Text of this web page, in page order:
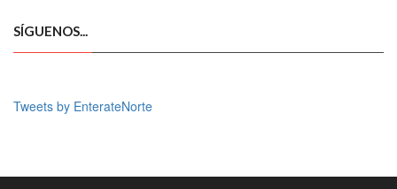
SÍGUENOS...
Tweets by EnterateNorte